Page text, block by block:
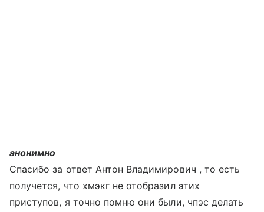
анонимно
Спасибо за ответ Антон Владимирович , то есть
получется, что хмэкг не отобразил этих
приступов, я точно помню они были, чпэс делать